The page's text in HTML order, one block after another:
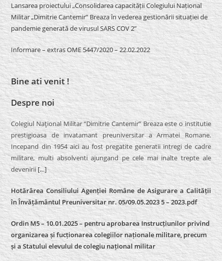
Lansarea proiectului „Consolidarea capacității Colegiului Național
Militar „Dimitrie Cantemir” Breaza în vederea gestionării situației de
pandemie generată de virusul SARS COV 2”
Informare – extras OME 5447/2020 – 22.02.2022
Bine ati venit !
Despre noi
Colegiul Naţional Militar “Dimitrie Cantemir” Breaza este o institutie
prestigioasa de invatamant preuniversitar a Armatei Romane.
Incepand din 1954 aici au fost pregatite generatii intregi de cadre
militare, multi absolventi ajungand pe cele mai inalte trepte ale
devenirii […]
Hotărârea Consiliului Agenției Române de Asigurare a Calității
în Învățământul Preuniversitar nr. 05/09.05.2023 5 – 2023.pdf
Ordin M5 – 10.01.2025 – pentru aprobarea Instrucțiunilor privind
organizarea și fucționarea colegiilor naționale militare, precum
și a Statului elevului de colegiu național militar